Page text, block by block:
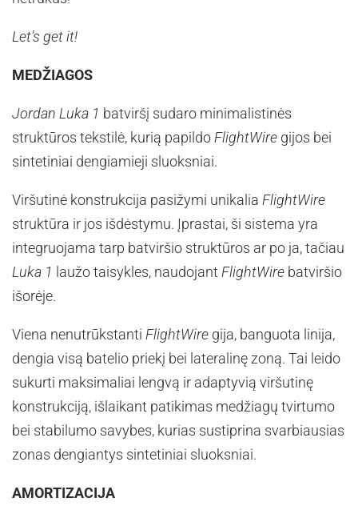
Let’s get it!
MEDŽIAGOS
Jordan Luka 1 batviršį sudaro minimalistinės
struktūros tekstilė, kurią papildoFlightWire gijos bei
sintetiniai dengiamieji sluoksniai.
Viršutinė konstrukcija pasižymi unikalia FlightWire
struktūra ir jos išdėstymu. Įprastai, ši sistema yra
integruojama tarp batviršio struktūros ar po ja, tačiau
Luka 1 laužo taisykles, naudojantFlightWire batviršio
išorėje.
Viena nenutrūkstanti FlightWire gija, banguota linija,
dengia visą batelio priekį bei lateralinę zoną. Tai leido
sukurti maksimaliai lengvą ir adaptyvią viršutinę
konstrukciją, išlaikant patikimas medžiagų tvirtumo
bei stabilumo savybes, kurias sustiprina svarbiausias
zonas dengiantys sintetiniai sluoksniai.
AMORTIZACIJA